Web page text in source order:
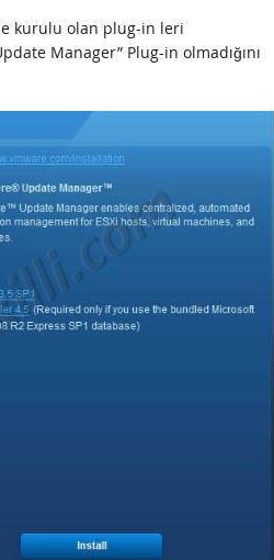
kurulu olan plug-in leri
Manager” Plug-in olmadığını